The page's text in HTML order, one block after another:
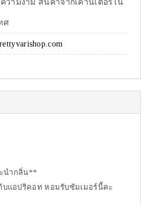
ามงาม สินค้าจากเคาน์เตอร์ใน
ศ
นำกลิ่น**
แอปริคอท หอมรับซัมเมอร์นี้คะ